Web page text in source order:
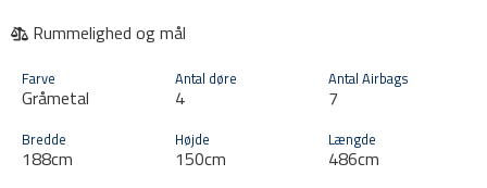
Rummelighed og mål
Farve
Gråmetal
Antal døre
4
Antal Airbags
7
Bredde
188cm
Højde
150cm
Længde
486cm